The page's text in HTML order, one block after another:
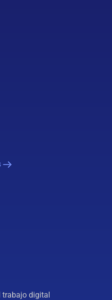
trabajo digital